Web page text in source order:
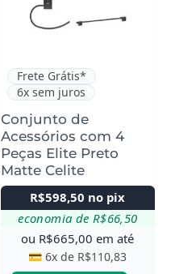
Frete Grátis*
6x sem juros
Conjunto de
Acessórios com 4
Peças Elite Preto
Matte Celite
R$598,50 no pix
economia de R$66,50
ou R$665,00 em até
💳 6x de R$110,83